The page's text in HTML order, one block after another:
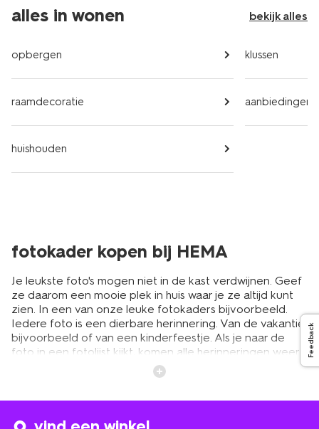
alles in wonen bekijk alles
opbergen
raamdecoratie
huishouden
klussen
aanbiedingen
fotokader kopen bij HEMA
Je leukste foto's mogen niet in de kast verdwijnen. Geef
ze daarom een mooie plek in huis waar je ze altijd kunt
zien. In een van onze leuke fotokaders bijvoorbeeld.
Iedere foto is een dierbare herinnering. Van de vakantie
bijvoorbeeld of van een kinderfeestje. Als je naar de
foto in een fotolijst kijkt, komen alle herinneringen weer
boven. Wil je meer doen met je digitale foto's? Laat de
mooiste afdrukken bij de HEMA-fotoservice. Bij onze
worden.
Feedback